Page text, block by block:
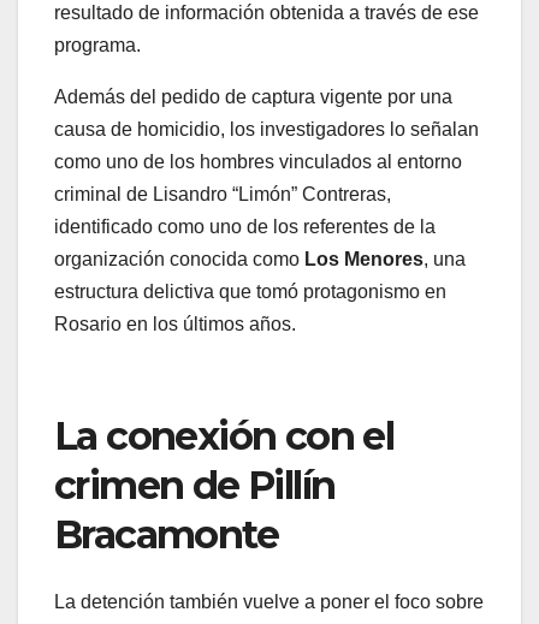
resultado de información obtenida a través de ese
programa.
Además del pedido de captura vigente por una
causa de homicidio, los investigadores lo señalan
como uno de los hombres vinculados al entorno
criminal de Lisandro “Limón” Contreras,
identificado como uno de los referentes de la
organización conocida como Los Menores, una
estructura delictiva que tomó protagonismo en
Rosario en los últimos años.
La conexión con el
crimen de Pillín
Bracamonte
La detención también vuelve a poner el foco sobre